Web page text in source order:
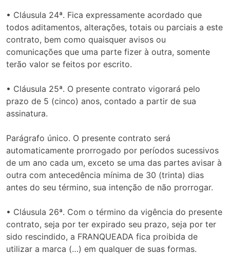
• Cláusula 24ª. Fica expressamente acordado que
todos aditamentos, alterações, totais ou parciais a este
contrato, bem como quaisquer avisos ou
comunicações que uma parte fizer à outra, somente
terão valor se feitos por escrito.
• Cláusula 25ª. O presente contrato vigorará pelo
prazo de 5 (cinco) anos, contado a partir de sua
assinatura.
Parágrafo único. O presente contrato será
automaticamente prorrogado por períodos sucessivos
de um ano cada um, exceto se uma das partes avisar à
outra com antecedência mínima de 30 (trinta) dias
antes do seu término, sua intenção de não prorrogar.
• Cláusula 26ª. Com o término da vigência do presente
contrato, seja por ter expirado seu prazo, seja por ter
sido rescindido, a FRANQUEADA fica proibida de
utilizar a marca (…) em qualquer de suas formas.